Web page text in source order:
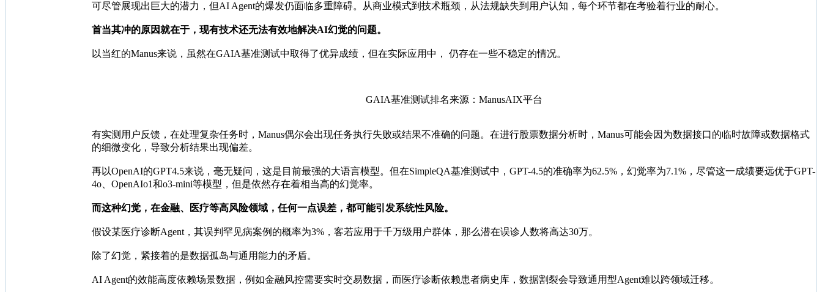
可尽管展现出巨大的潜力，但AI Agent的爆发仍面临多重障碍。从商业模式到技术瓶颈，从法规缺失到用户认知，每个环节都在考验着行业的耐心。
首当其冲的原因就在于，现有技术还无法有效地解决AI幻觉的问题。
以当红的Manus来说，虽然在GAIA基准测试中取得了优异成绩，但在实际应用中， 仍存在一些不稳定的情况。
GAIA基准测试排名来源：ManusAIX平台
有实测用户反馈，在处理复杂任务时，Manus偶尔会出现任务执行失败或结果不准确的问题。在进行股票数据分析时，Manus可能会因为数据接口的临时故障或数据格式
的细微变化，导致分析结果出现偏差。
再以OpenAI的GPT4.5来说，毫无疑问，这是目前最强的大语言模型。但在SimpleQA基准测试中，GPT-4.5的准确率为62.5%，幻觉率为7.1%，尽管这一成绩要远优于GPT-
4o、OpenAIo1和o3-mini等模型，但是依然存在着相当高的幻觉率。
而这种幻觉，在金融、医疗等高风险领域，任何一点误差，都可能引发系统性风险。
假设某医疗诊断Agent，其误判罕见病案例的概率为3%，客若应用于千万级用户群体，那么潜在误诊人数将高达30万。
除了幻觉，紧接着的是数据孤岛与通用能力的矛盾。
AI Agent的效能高度依赖场景数据，例如金融风控需要实时交易数据，而医疗诊断依赖患者病史库，数据割裂会导致通用型Agent难以跨领域迁移。